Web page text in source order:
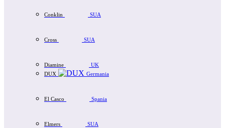
Conklin SUA
Cross SUA
Diamine
UK
DUX
Germania
El Casco Spania
Elmers SUA